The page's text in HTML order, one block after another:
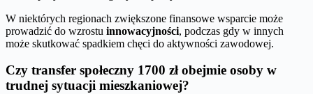
W niektórych regionach zwiększone finansowe wsparcie może
prowadzić do wzrostu innowacyjności, podczas gdy w innych
może skutkować spadkiem chęci do aktywności zawodowej.
Czy transfer społeczny 1700 zł obejmie osoby w
trudnej sytuacji mieszkaniowej?